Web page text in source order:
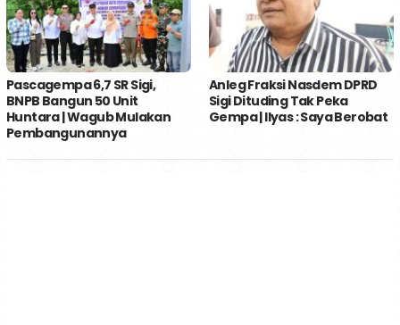
Pascagempa 6,7 SR Sigi,
BNPB Bangun 50 Unit
Huntara | Wagub Mulakan
Pembangunannya
Anleg Fraksi Nasdem DPRD
Sigi Dituding Tak Peka
Gempa | Ilyas : Saya Berobat